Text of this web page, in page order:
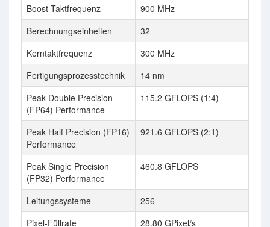
Boost-Taktfrequenz
900 MHz
Berechnungseinheiten
32
Kerntaktfrequenz
300 MHz
Fertigungsprozesstechnik
14 nm
Peak Double Precision
(FP64) Performance
115.2 GFLOPS (1:4)
Peak Half Precision (FP16)
Performance
921.6 GFLOPS (2:1)
Peak Single Precision
(FP32) Performance
460.8 GFLOPS
Leitungssysteme
256
Pixel-Füllrate
28.80 GPixel/s